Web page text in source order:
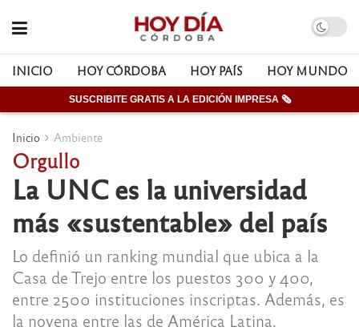
INICIO HOY CÓRDOBA HOY PAÍS HOY MUNDO
SUSCRIBITE GRATIS A LA EDICIÓN IMPRESA 🗞
Inicio Ambiente
Orgullo
La UNC es la universidad
más «sustentable» del país
Lo definió un ranking mundial que ubica a la
Casa de Trejo entre los puestos 300 y 400,
entre 2500 instituciones inscriptas. Además, es
la novena entre las de América Latina.